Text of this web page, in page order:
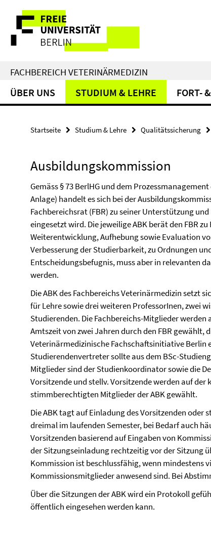
direkt
Inhalt
Service-
Navigation
FACHBEREICH VETERINÄRMEDIZIN
ÜBER UNS STUDIUM & LEHRE FORT-
Startseite Studium & Lehre Qualitätssicherung
Ausbildungskommission
Gemäss § 73 BerlHG und dem
Anlage) handelt es sich bei der
Fachbereichsrat (FBR) zu seiner Unterstützung
eingesetzt wird. Die jeweilige ABK berät den FBR
Weiterentwicklung, Aufhebung sowie Evaluation
Verbesserung der Studierbarkeit, zu Ordnungen
Entscheidungsbefugnis, muss aber in relevanten
werden.
Die ABK des Fachbereichs Veterinärmedizin setzt
für Lehre sowie drei weiteren ProfessorInen, zwei
Studierenden. Die Fachbereichs-Mitglieder
Amtszeit von zwei Jahren durch den FBR gewählt,
Veterinärmedizinische Fachschaftsinitiative Berlin
Studierendenvertreter sollte aus dem BSc-
Mitglieder sind der Studienkoordinator sowie die
Vorsitzende und stellv. Vorsitzende werden auf
stimmberechtigten Mitglieder der ABK gewählt.
Die ABK tagt auf Einladung des Vorsitzenden
dreimal im laufenden Semester, bei Bedarf auch
Vorsitzenden basierend auf Eingaben von
der Sitzungseinladung rechtzeitig vor der Sitzung
Kommission ist beschlussfähig, wenn mindestens
Kommissionsmitglieder anwesend sind. Bei
Über die Sitzungen der ABK wird ein Protokoll
öffentlich eingesehen werden kann.